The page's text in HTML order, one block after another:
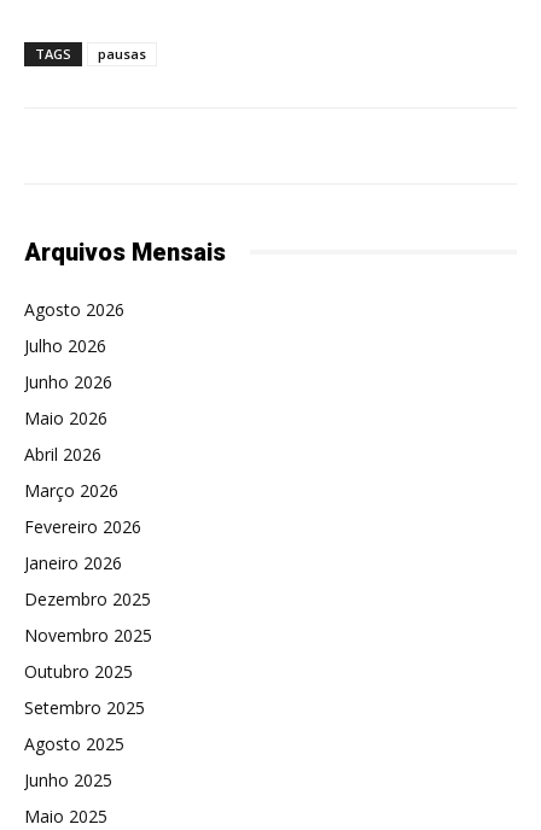
TAGS pausas
Arquivos Mensais
Agosto 2026
Julho 2026
Junho 2026
Maio 2026
Abril 2026
Março 2026
Fevereiro 2026
Janeiro 2026
Dezembro 2025
Novembro 2025
Outubro 2025
Setembro 2025
Agosto 2025
Junho 2025
Maio 2025